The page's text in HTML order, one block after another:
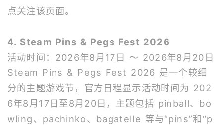
点关注该页面。
4. Steam Pins & Pegs Fest 2026
活动时间：2026年8月17日 ～ 2026年8月20日
Steam Pins & Pegs Fest 2026 是一个较细
分的主题游戏节，官方日程显示活动时间为 202
6年8月17日至8月20日，主题包括 pinball、bo
wling、pachinko、bagatelle 等与“pins”和“p